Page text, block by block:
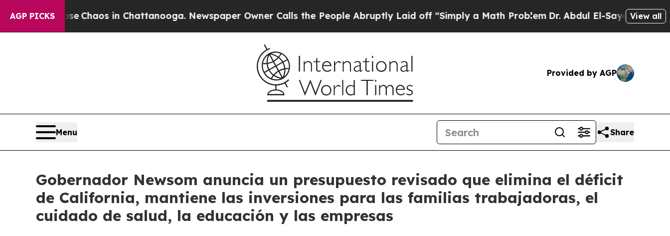
AGP PICKS
CollapseChaos in Chattanooga. Newspaper Owner Calls the People Abruptly Laid off “Simply a Math ProblemDr. Abdul El-Sayed on Historic
View all
Provided by AGP
Menu Share
Gobernador Newsom anuncia un presupuesto revisado que elimina el déficit
de California, mantiene las inversiones para las familias trabajadoras, el
cuidado de salud, la educación y las empresas